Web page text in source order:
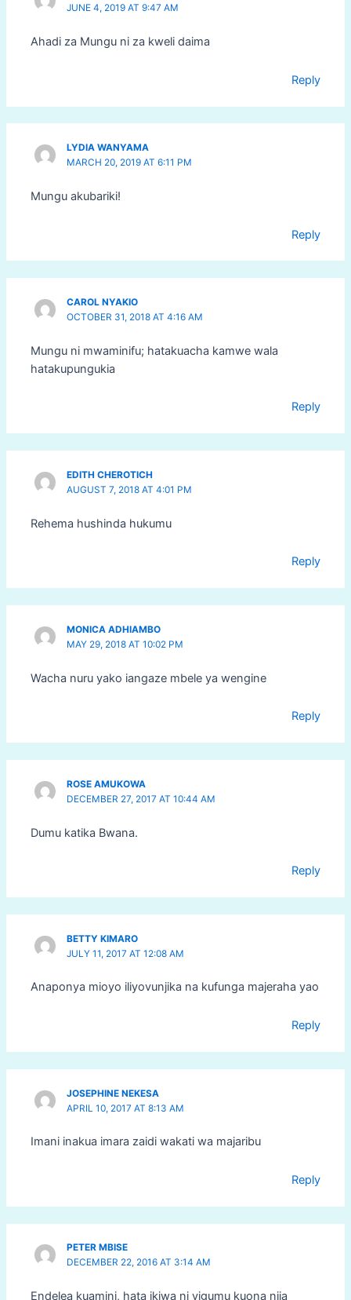
JUNE 4, 2019 AT 9:47 AM
Ahadi za Mungu ni za kweli daima
Reply
LYDIA WANYAMA
MARCH 20, 2019 AT 6:11 PM
Mungu akubariki!
Reply
CAROL NYAKIO
OCTOBER 31, 2018 AT 4:16 AM
Mungu ni mwaminifu; hatakuacha kamwe wala
hatakupungukia
Reply
EDITH CHEROTICH
AUGUST 7, 2018 AT 4:01 PM
Rehema hushinda hukumu
Reply
MONICA ADHIAMBO
MAY 29, 2018 AT 10:02 PM
Wacha nuru yako iangaze mbele ya wengine
Reply
ROSE AMUKOWA
DECEMBER 27, 2017 AT 10:44 AM
Dumu katika Bwana.
Reply
BETTY KIMARO
JULY 11, 2017 AT 12:08 AM
Anaponya mioyo iliyovunjika na kufunga majeraha yao
Reply
JOSEPHINE NEKESA
APRIL 10, 2017 AT 8:13 AM
Imani inakua imara zaidi wakati wa majaribu
Reply
PETER MBISE
DECEMBER 22, 2016 AT 3:14 AM
Endelea kuamini, hata ikiwa ni vigumu kuona njia